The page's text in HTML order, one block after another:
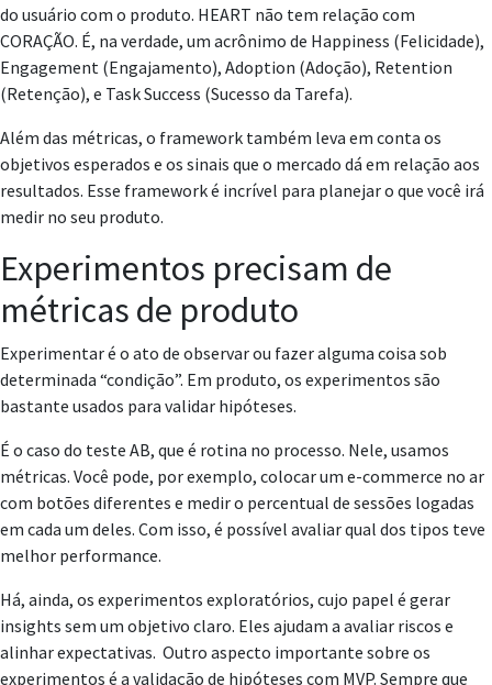
do usuário com o produto. HEART não tem relação com
CORAÇÃO. É, na verdade, um acrônimo de Happiness (Felicidade),
Engagement (Engajamento), Adoption (Adoção), Retention
(Retenção), e Task Success (Sucesso da Tarefa).
Além das métricas, o framework também leva em conta os
objetivos esperados e os sinais que o mercado dá em relação aos
resultados. Esse framework é incrível para planejar o que você irá
medir no seu produto.
Experimentos precisam de
métricas de produto
Experimentar é o ato de observar ou fazer alguma coisa sob
determinada “condição”. Em produto, os experimentos são
bastante usados para validar hipóteses.
É o caso do teste AB, que é rotina no processo. Nele, usamos
métricas. Você pode, por exemplo, colocar um e-commerce no ar
com botões diferentes e medir o percentual de sessões logadas
em cada um deles. Com isso, é possível avaliar qual dos tipos teve
melhor performance.
Há, ainda, os experimentos exploratórios, cujo papel é gerar
insights sem um objetivo claro. Eles ajudam a avaliar riscos e
alinhar expectativas. Outro aspecto importante sobre os
experimentos é a validação de hipóteses com MVP. Sempre que